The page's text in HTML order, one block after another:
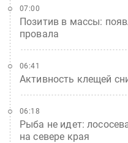
Позитив в массы:
провала
07:00
Активность клещей
06:41
Рыба не идет:
на севере края
06:18